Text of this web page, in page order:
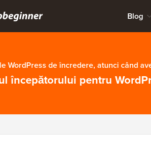
Blog
WordPress de încredere, atunci când
începătorului pentru